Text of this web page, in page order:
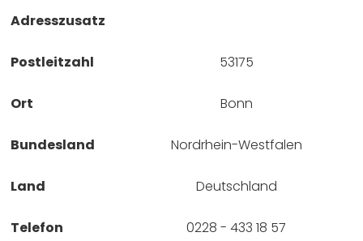
Adresszusatz
Postleitzahl 53175
Ort Bonn
Bundesland Nordrhein-Westfalen
Land Deutschland
Telefon 0228 - 433 18 57